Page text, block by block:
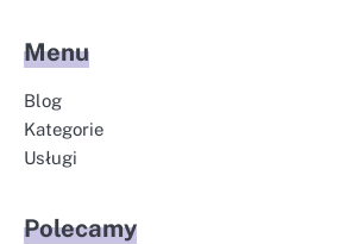
Menu
Blog
Kategorie
Usługi
Polecamy